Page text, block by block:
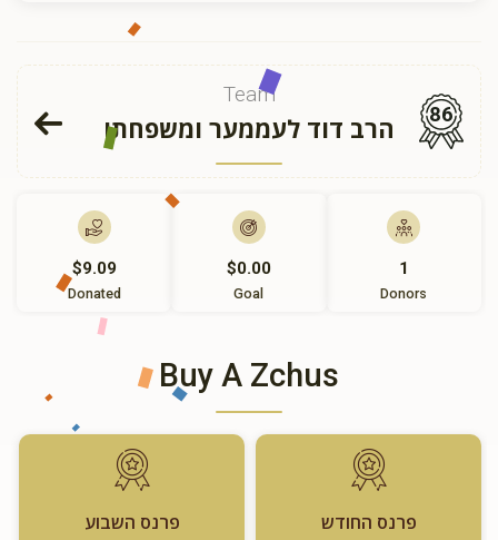
Team
הרב דוד לעממער ומשפחתו 86
$9.09
Donated
$0.00
Goal
1
Donors
Buy A Zchus
פרנס החודש פרנס השבוע